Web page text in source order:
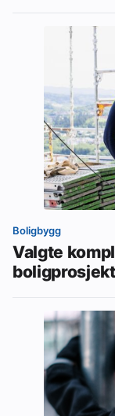
Boligbygg
Valgte